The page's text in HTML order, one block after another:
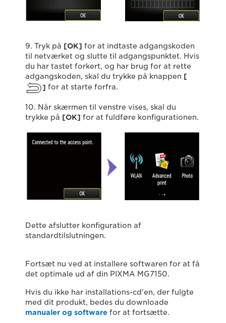
9. Tryk på [OK] for at indtaste adgangskoden
til netværket og slutte til adgangspunktet. Hvis
du har tastet forkert, og har brug for at rette
adgangskoden, skal du trykke på knappen [
] for at starte forfra.
10. Når skærmen til venstre vises, skal du
trykke på [OK] for at fuldføre konfigurationen.
Dette afslutter konfiguration af
standardtilslutningen.
Fortsæt nu ved at installere softwaren for at få
det optimale ud af din PIXMA MG7150.
Hvis du ikke har installations-cd'en, der fulgte
med dit produkt, bedes du downloade
manualer og software for at fortsætte.